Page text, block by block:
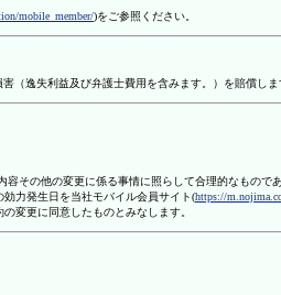
mobile_member/)をご参照ください。
（逸失利益及び弁護士費用を含みます。）を賠償しま
その他の変更に係る事情に照らして合理的なものであ
力発生日を当社モバイル会員サイト(https://
変更に同意したものとみなします。